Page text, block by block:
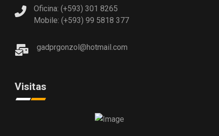
Oficina: (+593) 301 8265
Mobile: (+593) 99 5818 377
gadprgonzol@hotmail.com
Visitas